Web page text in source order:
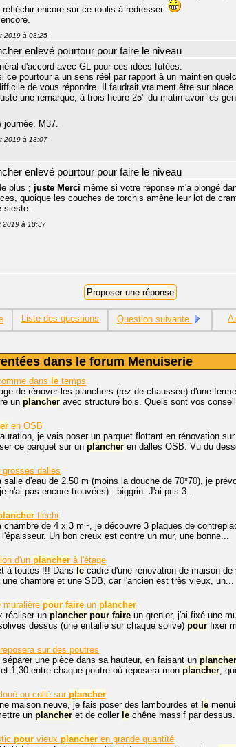
réfléchir encore sur ce roulis à redresser.
2019 à 03:25
enlevé pourtour pour faire le niveau
d'accord avec GL pour ces idées futées.
ce pourtour a un sens réel par rapport à un maintien
de vous répondre. Il faudrait vraiment être sur place.
une remarque, à trois heure 25" du matin avoir les
journée. M37.
2019 à 13:07
enlevé pourtour pour faire le niveau
plus ; juste Merci même si votre réponse m'a plongé
quoique les couches de torchis amène leur lot de
sieste.
2019 à 18:37
Liste des questions Question suivante
dans le forum Menuiserie
dans le temps
de rénover les planchers (rez de chaussée) d'une
un plancher avec structure bois. Quels sont vos
en OSB
je vais poser un parquet flottant en rénovation
ce parquet sur un plancher en dalles OSB. Vu du
dalles
salle d'eau de 2.50 m (moins la douche de 70*70), je
n'ai pas encore trouvées). :biggrin: J'ai pris 3...
fléchi
chambre de 4 x 3 m~, je découvre 3 plaques de
Un bon creux est contre un mur, une bonne...
d'un plancher à l'étage
à toutes !!! Dans le cadre d'une rénovation de maison
chambre et une SDB, car l'ancien est très vieux, un...
muralière pour faire un plancher
réaliser un plancher pour faire un grenier, j'ai fixé une
dessus (une entaille sur chaque solive) pour fixer
sur des poutres
une pièce dans sa hauteur, en faisant un plancher
1,30 entre chaque poutre où reposera mon plancher,
ou collé sur plancher
maison neuve, je fais poser des lambourdes et le
un plancher et de coller le chêne massif par
pour vieux plancher en grande quantité